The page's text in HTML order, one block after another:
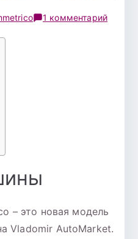
1 комментарийк
– это новая модель
Vladomir AutoMarket.